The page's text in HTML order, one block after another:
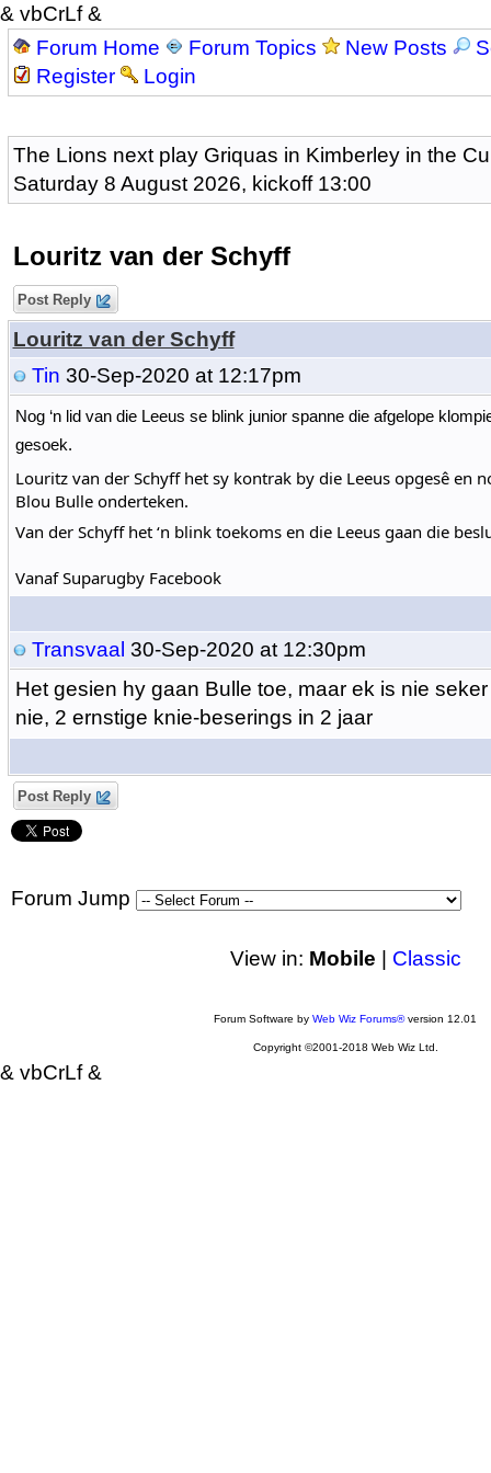
& vbCrLf &
Forum Home
Forum Topics New Posts
Register
Login
The Lions next play Griquas in Kimberley in the
Saturday 8 August 2026, kickoff 13:00
Louritz van der Schyff
Post Reply
Louritz van der Schyff
Tin 30-Sep-2020 at 12:17pm
Nog ‘n lid van die Leeus se blink junior spanne die afgelope
gesoek.
Louritz van der Schyff het sy kontrak by die Leeus opgesê en
Blou Bulle onderteken.
Van der Schyff het ‘n blink toekoms en die Leeus gaan die
Vanaf Suparugby Facebook
Transvaal 30-Sep-2020 at 12:30pm
Het gesien hy gaan Bulle toe, maar ek is nie
nie, 2 ernstige knie-beserings in 2 jaar
Post Reply
Forum Jump
View in: Mobile Classic
Forum Software by Web Wiz Forums®version 12.01
Copyright ©2001-2018 Web Wiz Ltd.
& vbCrLf &